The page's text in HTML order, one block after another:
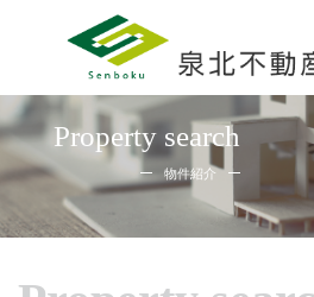
Property search
物件紹介